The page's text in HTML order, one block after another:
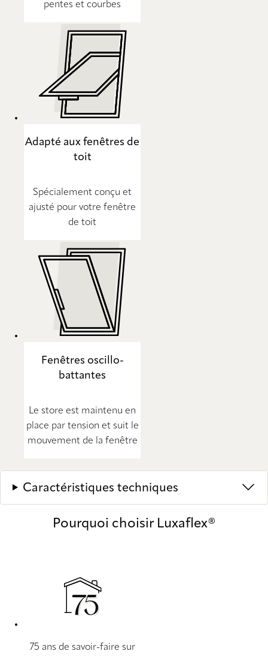
pentes et courbes
Adapté aux fenêtres de
toit
Spécialement conçu et
ajusté pour votre fenêtre
de toit
Fenêtres oscillo-
battantes
Le store est maintenu en
place par tension et suit le
mouvement de la fenêtre
Caractéristiques techniques
Pourquoi choisir Luxaflex®
75 ans de savoir-faire sur